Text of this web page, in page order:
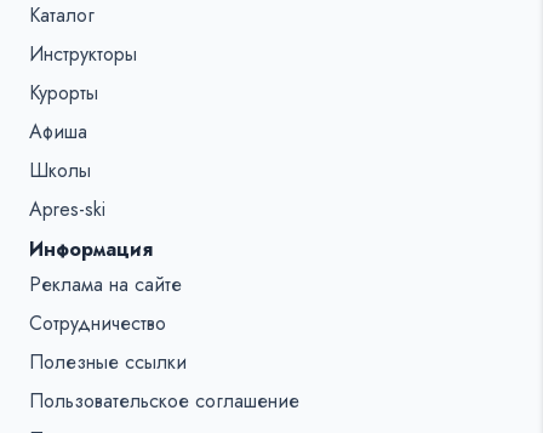
Каталог
Инструкторы
Курорты
Афиша
Школы
Apres-ski
Информация
Реклама на сайте
Сотрудничество
Полезные ссылки
Пользовательское соглашение